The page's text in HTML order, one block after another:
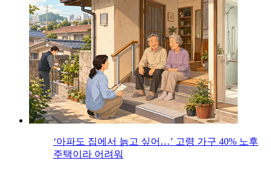
‘아파도 집에서 늙고 싶어…’ 고령 가구 40% 노후
주택이라 어려워